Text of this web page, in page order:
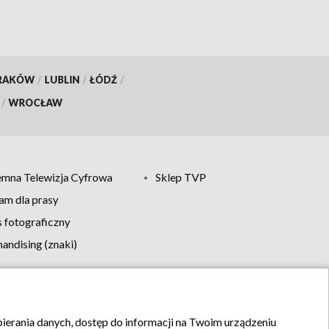
/ LUBLIN / ŁÓDŹ /
/ WROCŁAW
Telewizja Cyfrowa
Sklep TVP
dla prasy
fotograficzny
(znaki)
reklamy Kontakt
danych, dostęp do informacji na Twoim urządzeniu